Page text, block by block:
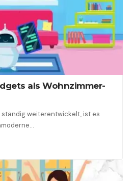
als Wohnzimmer-
ständig weiterentwickelt, ist es